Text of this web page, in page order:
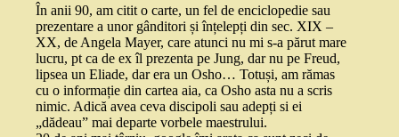
În anii 90, am citit o carte, un fel de enciclopedie sau
prezentare a unor gânditori și înțelepți din sec. XIX –
XX, de Angela Mayer, care atunci nu mi s-a părut mare
lucru, pt ca de ex îl prezenta pe Jung, dar nu pe Freud,
lipsea un Eliade, dar era un Osho… Totuși, am rămas
cu o informație din cartea aia, ca Osho asta nu a scris
nimic. Adică avea ceva discipoli sau adepți si ei
„dădeau” mai departe vorbele maestrului.